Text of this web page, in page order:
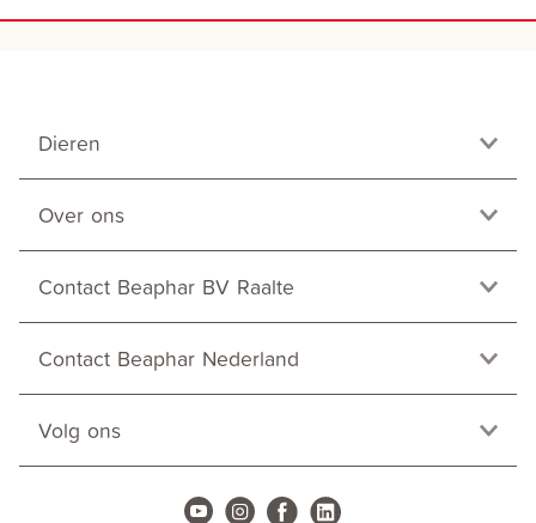
Dieren
Over ons
Contact Beaphar BV Raalte
Contact Beaphar Nederland
Volg ons